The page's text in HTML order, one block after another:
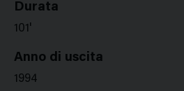
Durata
101'
Anno di uscita
1994